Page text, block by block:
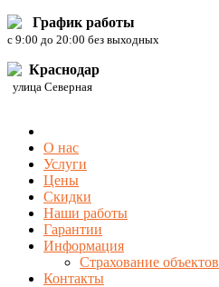
График работы
c 9:00 до 20:00 без выходных
Краснодар
улица Северная
О нас
Услуги
Цены
Скидки
Наши работы
Гарантии
Информация
Страхование объектов
Контакты